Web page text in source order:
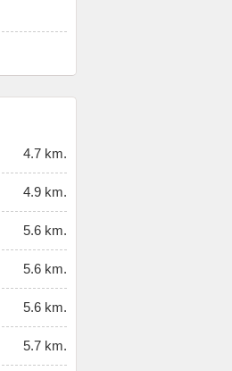
4.7 km.
4.9 km.
5.6 km.
5.6 km.
5.6 km.
5.7 km.